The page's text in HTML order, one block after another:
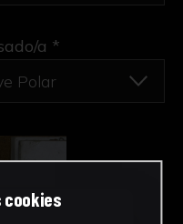
a *
Polar
cookies